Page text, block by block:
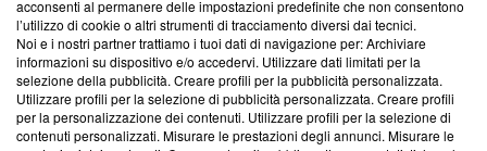
Team editoriale
Corporate
Redazione
Informativa Privacy
acconsenti al permanere delle impostazioni predefinite che non consentono
l’utilizzo di cookie o altri strumenti di tracciamento diversi dai tecnici.
Noi e i nostri partner trattiamo i tuoi dati di navigazione per: Archiviare
informazioni su dispositivo e/o accedervi. Utilizzare dati limitati per la
selezione della pubblicità. Creare profili per la pubblicità personalizzata.
Utilizzare profili per la selezione di pubblicità personalizzata. Creare profili
per la personalizzazione dei contenuti. Utilizzare profili per la selezione di
contenuti personalizzati. Misurare le prestazioni degli annunci. Misurare le